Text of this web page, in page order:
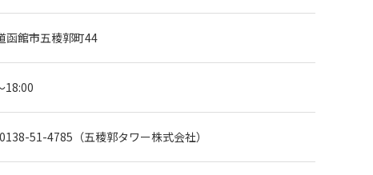
函館市五稜郭町44
18:00
51-4785（五稜郭タワー株式会社）